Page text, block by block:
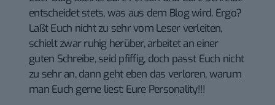
entscheidet stets, was aus dem Blog wird. Ergo?
Laßt Euch nicht zu sehr vom Leser verleiten,
schielt zwar ruhig herüber, arbeitet an einer
guten Schreibe, seid pfiffig, doch passt Euch nicht
zu sehr an, dann geht eben das verloren, warum
man Euch gerne liest: Eure Personality!!!